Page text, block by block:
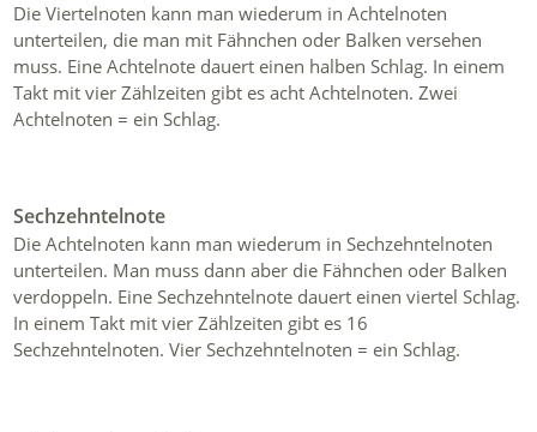
Die Viertelnoten kann man wiederum in Achtelnoten
unterteilen, die man mit Fähnchen oder Balken versehen
muss. Eine Achtelnote dauert einen halben Schlag. In einem
Takt mit vier Zählzeiten gibt es acht Achtelnoten. Zwei
Achtelnoten = ein Schlag.
Sechzehntelnote
Die Achtelnoten kann man wiederum in Sechzehntelnoten
unterteilen. Man muss dann aber die Fähnchen oder Balken
verdoppeln. Eine Sechzehntelnote dauert einen viertel Schlag.
In einem Takt mit vier Zählzeiten gibt es 16
Sechzehntelnoten. Vier Sechzehntelnoten = ein Schlag.